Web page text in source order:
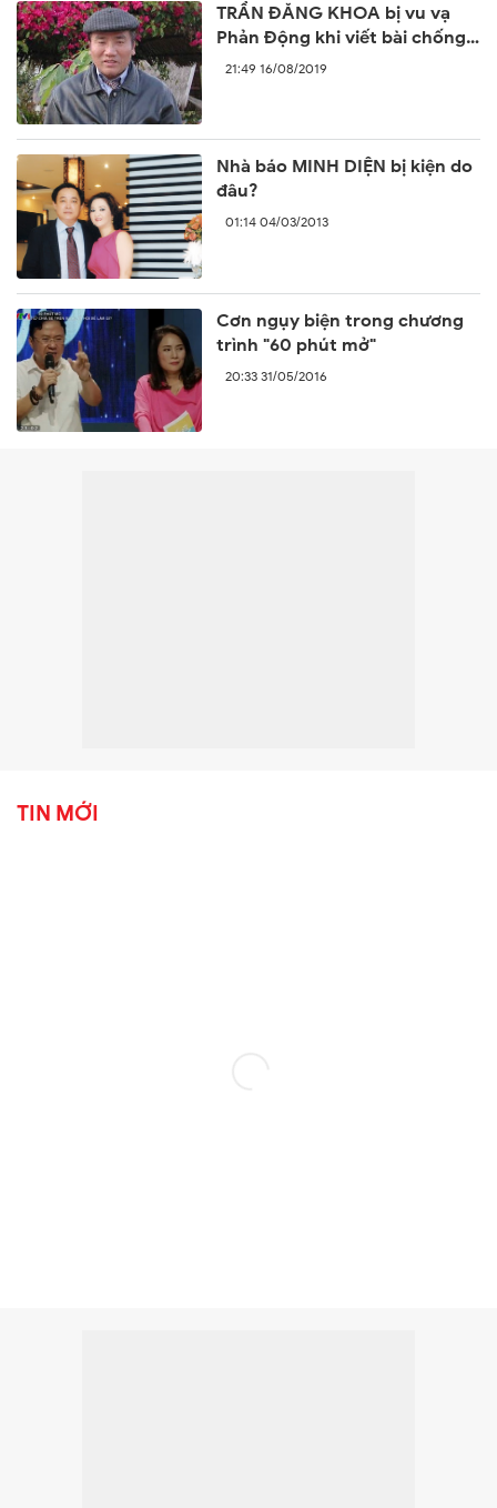
TRẦN ĐĂNG KHOA bị vu vạ
Phản Động khi viết bài chống
lại sự ngang ngược của Trung
21:49 16/08/2019
Nhà báo MINH DIỆN bị kiện do
đâu?
01:14 04/03/2013
Cơn ngụy biện trong chương
trình "60 phút mở"
20:33 31/05/2016
TIN MỚI